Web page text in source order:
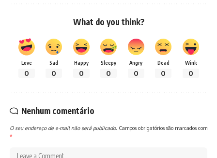
What do you think?
Love
0
Sad
0
Happy
0
Sleepy
0
Angry
0
Dead
0
Wink
0
Nenhum comentário
O seu endereço de e-mail não será publicado. Campos obrigatórios são marcados com
*